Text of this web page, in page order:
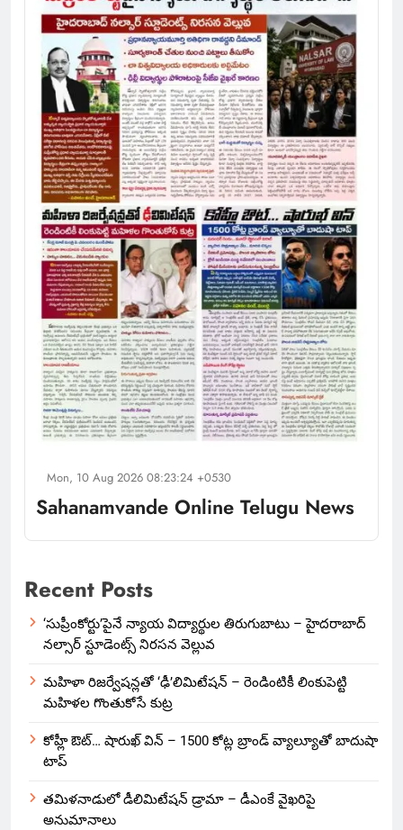
Mon, 10 Aug 2026 08:23:24 +0530
Sahanamvande Online Telugu News
Recent Posts
‘సుప్రీంకోర్టు’పైనే న్యాయ విద్యార్థుల తిరుగుబాటు – హైదరాబాద్
నల్సార్ స్టూడెంట్స్ నిరసన వెల్లువ
మహిళా రిజర్వేషన్లతో ‘ఢీ’లిమిటేషన్ – రెండింటికీ లింకుపెట్టి
మహిళల గొంతుకోసే కుట్ర
కోహ్లీ ఔట్… షారుఖ్ విన్ – 1500 కోట్ల బ్రాండ్ వ్యాల్యూతో బాదుషా
టాప్
తమిళనాడులో డీలిమిటేషన్ డ్రామా – డీఎంకే వైఖరిపై
అనుమానాలు